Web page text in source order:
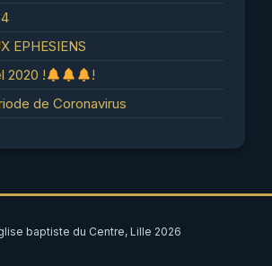
EPHESIENS
2020 !
!
de Coronavirus
baptiste du Centre, Lille 2026